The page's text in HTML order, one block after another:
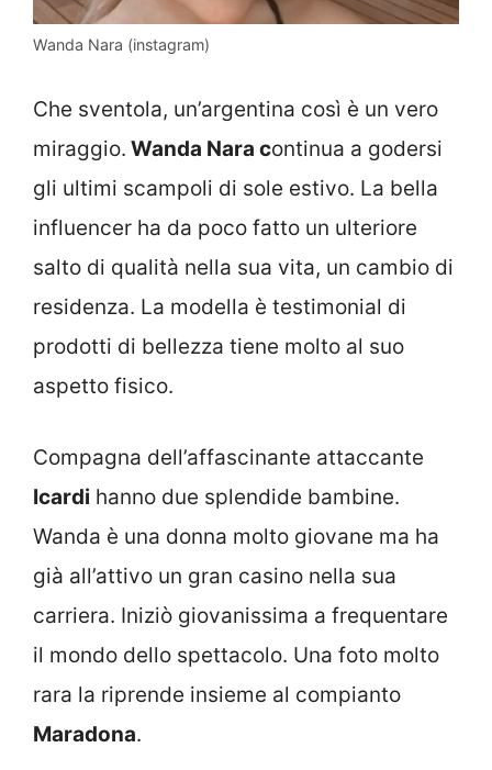
Wanda Nara (instagram)
Che sventola, un’argentina così è un vero
miraggio. Wanda Nara continua a godersi
gli ultimi scampoli di sole estivo. La bella
influencer ha da poco fatto un ulteriore
salto di qualità nella sua vita, un cambio di
residenza. La modella è testimonial di
prodotti di bellezza tiene molto al suo
aspetto fisico.
Compagna dell’affascinante attaccante
Icardi hanno due splendide bambine.
Wanda è una donna molto giovane ma ha
già all’attivo un gran casino nella sua
carriera. Iniziò giovanissima a frequentare
il mondo dello spettacolo. Una foto molto
rara la riprende insieme al compianto
Maradona.